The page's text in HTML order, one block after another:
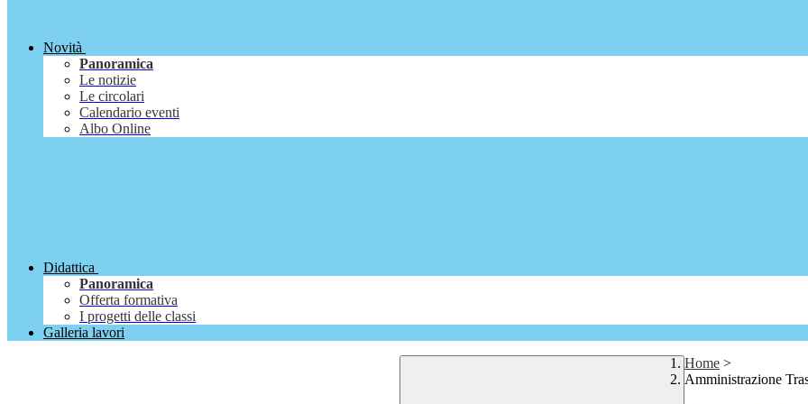
Novità
Panoramica
Le notizie
Le circolari
Calendario eventi
Albo Online
Didattica
Panoramica
Offerta formativa
I progetti delle classi
Galleria lavori
Home >
Amministrazione